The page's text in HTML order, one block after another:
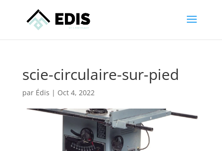
scie-circulaire-sur-pied
par Édis | Oct 4, 2022